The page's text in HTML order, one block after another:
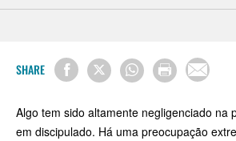
SHARE
Algo tem sido altamente negligenciado na
em discipulado. Há uma preocupação